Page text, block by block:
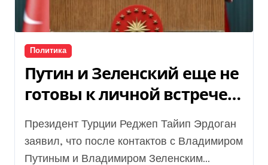
Политика
Путин и Зеленский еще не
готовы к личной встрече
по войне — Эрдоган
Президент Турции Реджеп Тайип Эрдоган
заявил, что после контактов с Владимиром
Путиным и Владимиром Зеленским...